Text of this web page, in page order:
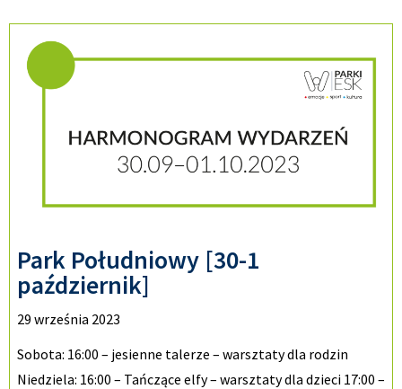
Park Południowy [30-1
październik]
29 września 2023
Sobota: 16:00 – jesienne talerze – warsztaty dla rodzin
Niedziela: 16:00 – Tańczące elfy – warsztaty dla dzieci 17:00 –